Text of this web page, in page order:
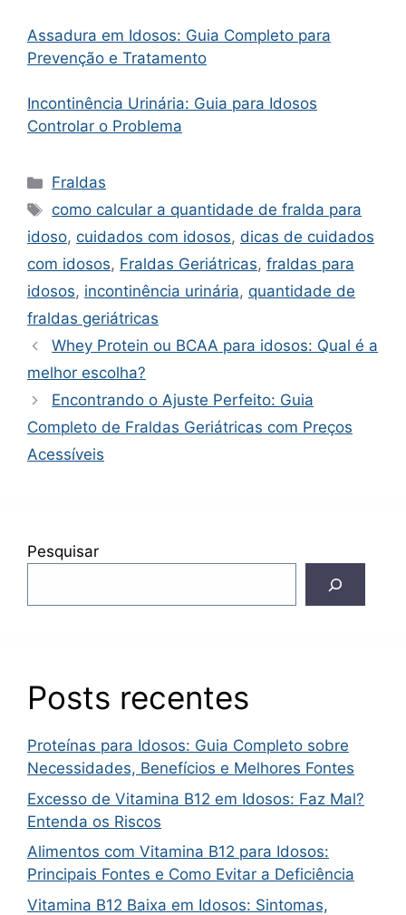
Assadura em Idosos: Guia Completo para
Prevenção e Tratamento
Incontinência Urinária: Guia para Idosos
Controlar o Problema
Categorias
Fraldas
Tags
como calcular a quantidade de fralda para
idoso, cuidados com idosos, dicas de cuidados
com idosos, Fraldas Geriátricas, fraldas para
idosos, incontinência urinária, quantidade de
fraldas geriátricas
Whey Protein ou BCAA para idosos: Qual é a
melhor escolha?
Encontrando o Ajuste Perfeito: Guia
Completo de Fraldas Geriátricas com Preços
Acessíveis
Pesquisar
Posts recentes
Proteínas para Idosos: Guia Completo sobre
Necessidades, Benefícios e Melhores Fontes
Excesso de Vitamina B12 em Idosos: Faz Mal?
Entenda os Riscos
Alimentos com Vitamina B12 para Idosos:
Principais Fontes e Como Evitar a Deficiência
Vitamina B12 Baixa em Idosos: Sintomas,